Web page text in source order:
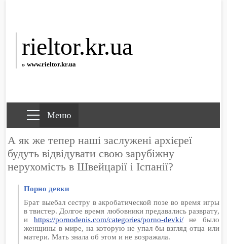
rieltor.kr.ua
» www.rieltor.kr.ua
А як же тепер наші заслужені архієреї
будуть відвідувати свою зарубіжну
нерухомість в Швейцарії і Іспанії?
Порно девки
Брат выебал сестру в акробатической позе во время игры
в твистер. Долгое время любовники предавались разврату,
и https://pornodenis.com/categories/porno-devki/не было
женщины в мире, на которую не упал бы взгляд отца или
матери. Мать знала об этом и не возражала.